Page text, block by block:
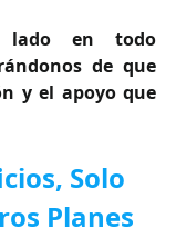
lado en todo
de que
y el apoyo que
Solo
Planes